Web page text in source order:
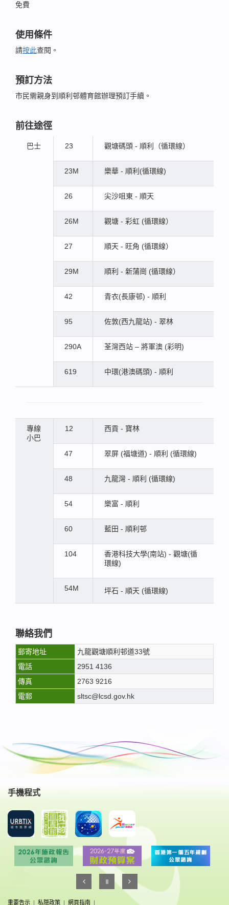
免費
使用條件
請按此查閱。
預訂方法
市民需親身到順利邨體育館辦理預訂手續。
前往途徑
巴士 23 觀塘碼頭 - 順利（循環線）
23M 樂華 - 順利(循環線)
26 尖沙咀東 - 順天
26M 觀塘 - 彩虹 (循環線）
27 順天 - 旺角 (循環線）
29M 順利 - 新蒲崗 (循環線）
42 青衣(長康邨) - 順利
95 佐敦(西九龍站) - 翠林
290A 荃灣西站 – 將軍澳 (彩明)
619 中環(港澳碼頭) - 順利
專線
小巴
12 西貢 - 寶林
47 翠屏 (福塘道) - 順利 (循環線)
48 九龍灣 - 順利 (循環線)
54 樂富 - 順利
60 藍田 - 順利邨
104
香港科技大學(南站) - 觀塘(循
環線)
54M 坪石 - 順天 (循環線)
聯絡我們
郵寄地址
九龍觀塘順利邨道33號
電話
2951 4136
傳真
2763 9216
電郵
sltsc@lcsd.gov.hk
手機程式
重要告示 | 私隠政策 | 網頁指南 |